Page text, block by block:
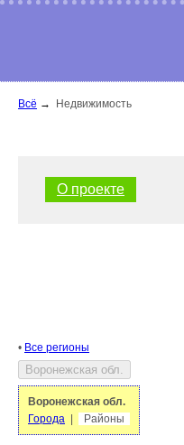
Всё → Недвижимость
О проекте
• Все регионы
Воронежская обл.
Города
Районы